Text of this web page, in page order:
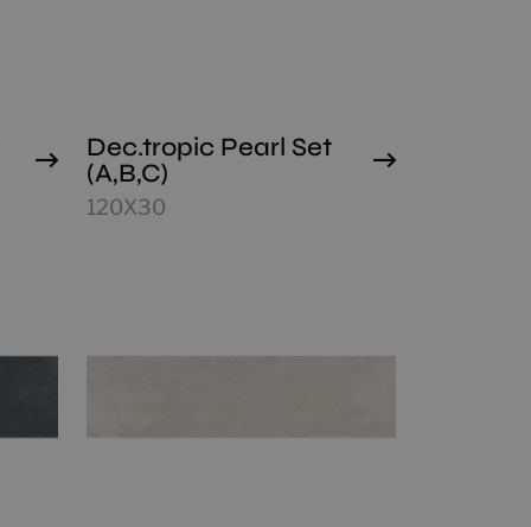
Dec.tropic Pearl Set
(A,B,C)
120X30